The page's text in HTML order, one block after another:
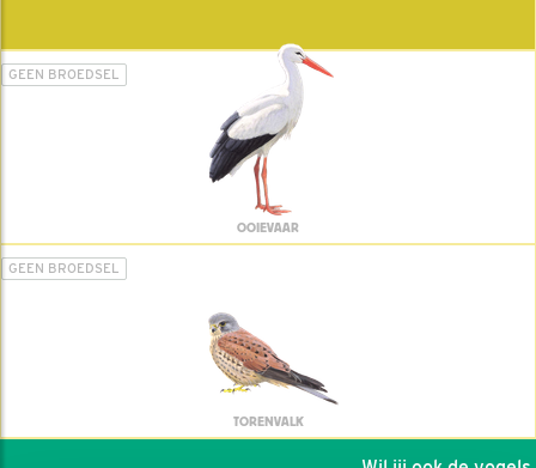
GEEN BROEDSEL
OOIEVAAR
GEEN BROEDSEL
TORENVALK